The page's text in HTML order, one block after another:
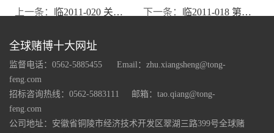
上一条：
临2011-020 关于控股股东股权及部分债权挂牌转让进展情况的公告 下一条： 临2011-018 第五届董事会第十八次会议决议公告
全球赌博十大网址
监督电话：0562-5885455 Email： zhu.xiangsheng@tong-
feng.com
招标咨询热线：0562-5883111
邮箱： tao.qiang@tong-
feng.com
公司地址：安徽省铜陵市经济技术开发区翠湖三路399号全球赌